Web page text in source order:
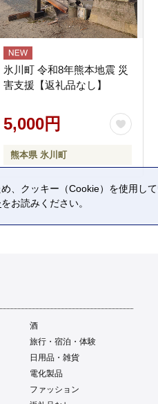
氷川町 令和8年熊本地震 災
害支援【返礼品なし】
5,000円
熊本県 氷川町
酒
旅行・宿泊・体験
日用品・雑貨
電化製品
ファッション
、クッキー（Cookie）を使用し
をお読みください。